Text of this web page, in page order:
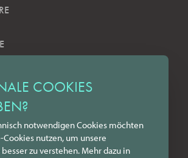
COOKIES
notwendigen Cookies möchten
Cookies nutzen, um unsere
zu verstehen. Mehr dazu in